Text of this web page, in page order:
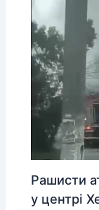
Рашисти
у центрі